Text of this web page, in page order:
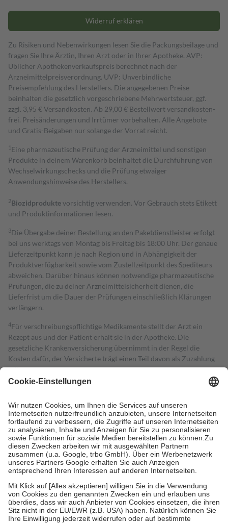
Widerruf erklären
Zu Risiken und Nebenwirkungen lesen Sie die Packungsbeilage und
fragen Sie Ihre Ärztin, Ihren Arzt oder in Ihrer Apotheke. AVP:
Üblicher Apothekenverkaufspreis berechnet nach der
Arzneimittelpreisverordnung. UVP: Unverbindliche
Preisempfehlung des Herstellers. Die angegebenen Preise
beinhalten die gesetzlich vorgeschriebene Mehrwertsteuer, ggf.
zzgl. 3,95 € Versandkosten. Ab 29,00 € Bestell­wert versand­kosten­
frei. Preisänderungen und Irrtümer vorbehalten. Alle Angebote
und Gratis-Beigaben nur solange der Vorrat reicht.
1 Eine pharmazeutische Prüfung der Arzneimittel und sonstigen
Produkte in deinem Warenkorb beinhaltet die Durchführung von
Wechselwirkungschecks und die Prüfung etwaiger
Anwendungshinweise des Herstellers.
2Biozidproduktevorsichtig verwenden. Vor Gebrauch stets Etikett
und Produktinformationen lesen.
3Die Übergabe deiner Bestellung an den Paketdienstleister erfolgt
bei uns werktags von Montag bis Freitag bis 18:00 Uhr. Der genaue
Lieferzeitpunkt kann je nach Region und in Abhängigkeit der
Produktverfügbarkeit sowie vom Zustellzeitpunkt des Spediteurs
abweichen. Darüber hinaus können notwendige pharmazeutische
Prüfungen, die zu deiner Arzneimittelsicherheit dienen, die
Lieferfrist um die Dauer der Prüfungen einschließlich Klärungen
verlängern.
4Für verschreibungspflichtige Medikamente stellt der Arzt ein
Rezept aus und der Patient erhält sie in der Apotheke. Die
gesetzliche Krankenversicherung übernimmt in der Regel die
Kosten dafür, der Versicherte trägt einen Teil davon als Zuzahlung
mit.
Grundsätzlich leisten Mitglieder Zuzahlungen in Höhe von zehn
höchstens zehn Euro.
Es sind jedoch nie mehr als die tatsächlichen
Kosten der Leistung zu entrichten.
Diese Regeln gelten grundsätzlich auch für Online-Apotheken.
Bei Heilmitteln und häuslicher Krankenpflege beträgt die
Zuzahlung zehn Prozent der Kosten sowie zehn Euro je
Verordnung.
Um das Engagement der Versicherten für ihre eigene Gesundheit zu
stärken und die besondere Stellung der Familie zu unterstützen,
fallenkeine Zuzahlungenan bei:
• Kindern und Jugendlichen bis zum vollendeten 18. Lebensjahr
mit Ausnahme der Fahrkosten
• Untersuchungen zur Vorsorge und Früherkennung, die von der